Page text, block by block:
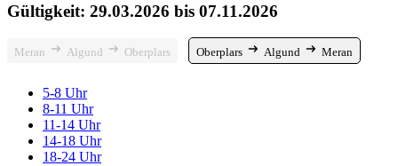
Gültigkeit: 29.03.2026 bis 07.11.2026
Meran Algund Oberplars Oberplars Algund Meran
5-8 Uhr
8-11 Uhr
11-14 Uhr
14-18 Uhr
18-24 Uhr